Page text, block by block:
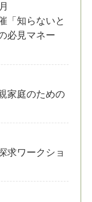
「知らないと
必見マネー
家庭のための
求ワークショ